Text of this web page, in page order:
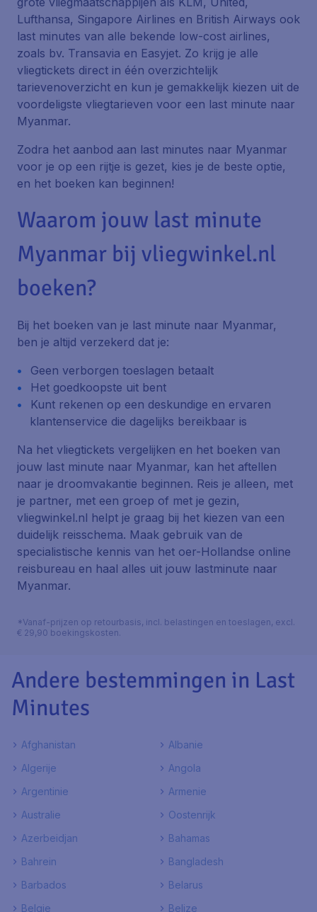
Lufthansa, Singapore Airlines en British Airways ook
last minutes van alle bekende low-cost airlines,
zoals bv. Transavia en Easyjet. Zo krijg je alle
vliegtickets direct in één overzichtelijk
tarievenoverzicht en kun je gemakkelijk kiezen uit de
voordeligste vliegtarieven voor een last minute naar
Myanmar.
Zodra het aanbod aan last minutes naar Myanmar
voor je op een rijtje is gezet, kies je de beste optie,
en het boeken kan beginnen!
Waarom jouw last minute
Myanmar bij vliegwinkel.nl
boeken?
Bij het boeken van je last minute naar Myanmar,
ben je altijd verzekerd dat je:
Geen verborgen toeslagen betaalt
Het goedkoopste uit bent
Kunt rekenen op een deskundige en ervaren
klantenservice die dagelijks bereikbaar is
Na het vliegtickets vergelijken en het boeken van
jouw last minute naar Myanmar, kan het aftellen
naar je droomvakantie beginnen. Reis je alleen, met
je partner, met een groep of met je gezin,
vliegwinkel.nl helpt je graag bij het kiezen van een
duidelijk reisschema. Maak gebruik van de
specialistische kennis van het oer-Hollandse online
reisbureau en haal alles uit jouw lastminute naar
Myanmar.
*Vanaf-prijzen op retourbasis, incl. belastingen en toeslagen, excl.
€ 29,90 boekingskosten.
Andere bestemmingen in Last
Minutes
Afghanistan
Albanie
Algerije
Angola
Argentinie
Armenie
Australie
Oostenrijk
Azerbeidjan
Bahamas
Bahrein
Bangladesh
Barbados
Belarus
Belgie
Belize